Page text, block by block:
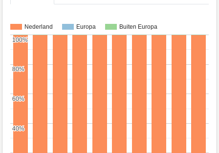
Nederland Europa Buiten Europa
40%
40%
60%
60%
80%
80%
100%
100%